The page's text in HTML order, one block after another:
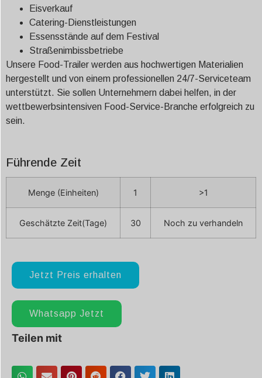
Eisverkauf
Catering-Dienstleistungen
Essensstände auf dem Festival
Straßenimbissbetriebe
Unsere Food-Trailer werden aus hochwertigen Materialien
hergestellt und von einem professionellen 24/7-Serviceteam
unterstützt. Sie sollen Unternehmern dabei helfen, in der
wettbewerbsintensiven Food-Service-Branche erfolgreich zu
sein.
Führende Zeit
Menge (Einheiten) 1 >1
Geschätzte Zeit(Tage) 30 Noch zu verhandeln
Jetzt Preis erhalten
Whatsapp Jetzt
Teilen mit